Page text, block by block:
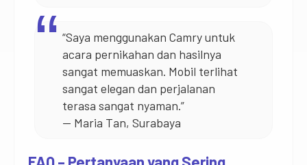
“Saya menggunakan Camry untuk
acara pernikahan dan hasilnya
sangat memuaskan. Mobil terlihat
sangat elegan dan perjalanan
terasa sangat nyaman.”
— Maria Tan, Surabaya